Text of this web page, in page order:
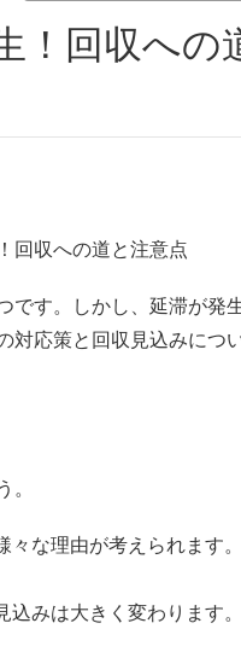
回収への道と注意点
です。しかし、延滞が発
対応策と回収見込みにつ
。
々な理由が考えられます
込みは大きく変わります